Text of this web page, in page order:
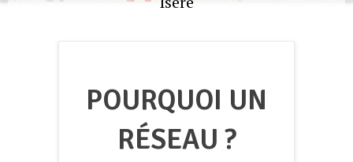
POURQUOI UN
RÉSEAU ?